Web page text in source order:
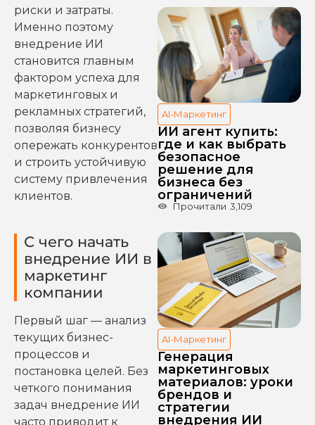
риски и затраты.
Именно поэтому
внедрение ИИ
становится главным
фактором успеха для
маркетинговых и
рекламных стратегий,
позволяя бизнесу
опережать конкурентов
и строить устойчивую
систему привлечения
клиентов.
С чего начать
внедрение ИИ в
маркетинг
компании
Первый шаг — анализ
текущих бизнес-
процессов и
постановка целей. Без
четкого понимания
задач внедрение ИИ
часто приводит к
AI-Маркетинг
ИИ агент купить:
где и как выбрать
безопасное
решение для
бизнеса без
ограничений
Прочитали 3,109
AI-Маркетинг
Генерация
маркетинговых
материалов: уроки
брендов и
стратегии
внедрения ИИ